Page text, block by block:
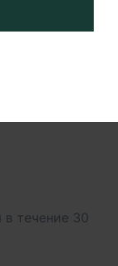
течение 30